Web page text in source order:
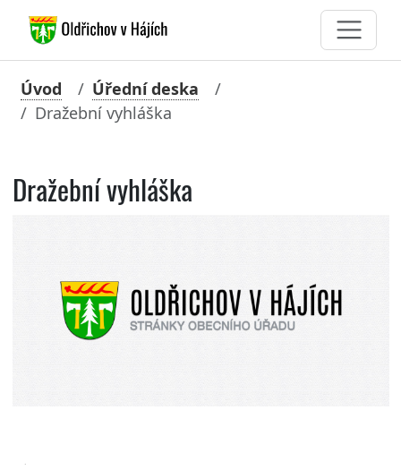
Úvod
Úřední deska
Dražební vyhláška
Dražební vyhláška